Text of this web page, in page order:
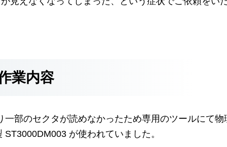
業内容
部のセクタが読めなかったため専用のツールにて物
が使われていました。